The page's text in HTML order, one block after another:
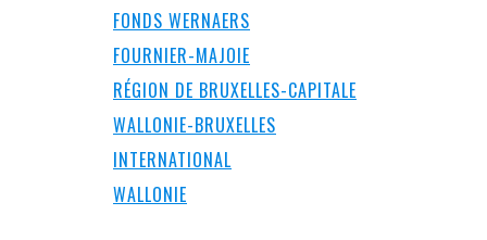
FONDS WERNAERS
FOURNIER-MAJOIE
RÉGION DE BRUXELLES-CAPITALE
WALLONIE-BRUXELLES
INTERNATIONAL
WALLONIE